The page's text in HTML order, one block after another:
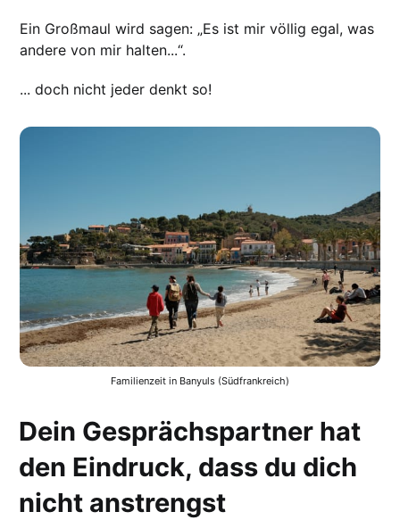
Ein Großmaul wird sagen: „Es ist mir völlig egal, was
andere von mir halten...“.
... doch nicht jeder denkt so!
Familienzeit in Banyuls (Südfrankreich)
Dein Gesprächspartner hat
den Eindruck, dass du dich
nicht anstrengst